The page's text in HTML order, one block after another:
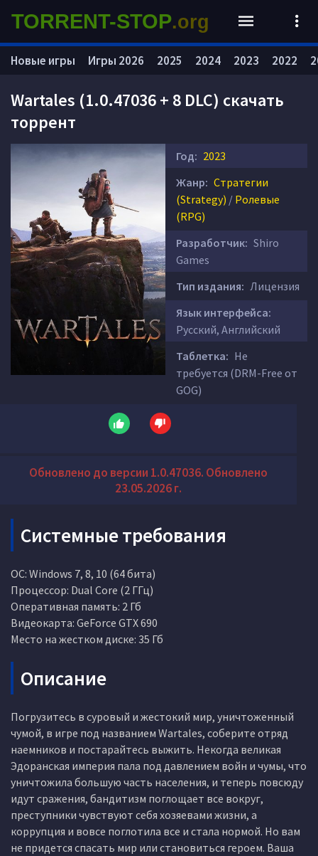
Wartales (1.0.47036 + 8 DLC) скачать
торрент
Год: 2023
Жанр: Стратегии
(Strategy) / Ролевые
(RPG)
Разработчик: Shiro
Games
Тип издания: Лицензия
Язык интерфейса:
Русский, Английский
Таблетка: Не
требуется (DRM-Free от
GOG)
Обновлено до версии 1.0.47036. Обновлено
23.05.2026 г.
Системные требования
ОС: Windows 7, 8, 10 (64 бита)
Процессор: Dual Core (2 ГГц)
Оперативная память: 2 Гб
Видеокарта: GeForce GTX 690
Место на жестком диске: 35 Гб
Описание
Погрузитесь в суровый и жестокий мир, уничтоженный
чумой, в игре под названием Wartales, соберите отряд
наемников и постарайтесь выжить. Некогда великая
Эдоранская империя пала под давлением войн и чумы, что
уничтожила большую часть населения, и теперь повсюду
идут сражения, бандитизм поглощает все вокруг,
преступники чувствуют себя хозяевами жизни, а
коррупция и вовсе поглотила все и стала нормой. Но вам
не придется спасать мир или становиться героем. Ваша
Новые игры Игры 2026 2025 2024 2023 2022
TORRENT-STOP.org